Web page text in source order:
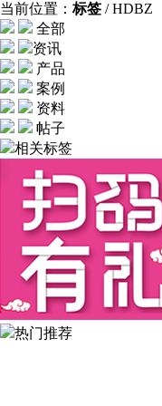
当前位置： 标签 / HDBZ
全部
资讯
产品
案例
资料
帖子
相关标签
热门推荐